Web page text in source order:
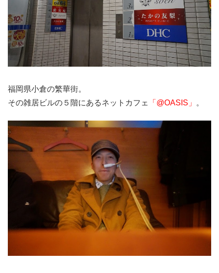
福岡県小倉の繁華街。
その雑居ビルの５階にあるネットカフェ
「@OASIS」 。